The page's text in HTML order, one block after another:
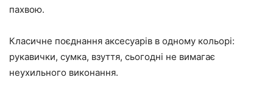
пахвою.
Класичне поєднання аксесуарів в одному кольорі:
рукавички, сумка, взуття, сьогодні не вимагає
неухильного виконання.